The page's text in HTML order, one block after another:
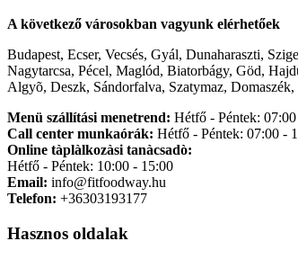
A következő városokban vagyunk elérhetőek
Budapest, Ecser, Vecsés, Gyál, Dunaharaszti,
Nagytarcsa, Pécel, Maglód, Biatorbágy, Göd,
Algyõ, Deszk, Sándorfalva, Szatymaz,
Menü szállítási menetrend: Hétfő - Péntek:
Call center munkaórák: Hétfő - Péntek: 07:00 -
Online tàplàlkozàsi tanàcsadò:
Hétfő - Péntek: 10:00 - 15:00
Email: info@fitfoodway.hu
Telefon: +36303193177
Hasznos oldalak